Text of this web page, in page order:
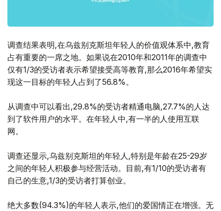
调查结果表明,在乌兹别克斯坦年轻人的价值观体系中,教育
占有重要的一席之地。如果说在2010年和2011年的调查中
仅有1/3的受访者表示希望接受高等教育,那么2016年希望实
现这一目标的年轻人占到了56.8%。
从调查中可以看出,29.8%的受访者精通电脑,27.7%的人达
到了软件用户的水平。在年轻人中,有一半的人使用互联
网。
调查还显示,乌兹别克斯坦的年轻人,特别是年龄在25-29岁
之间的年轻人积极参与经营活动。目前,有1/10的受访者有
自己的生意,1/3的受访者打算创业。
绝大多数(94.3%)的年轻人表示,他们的爱国情正在增强。无